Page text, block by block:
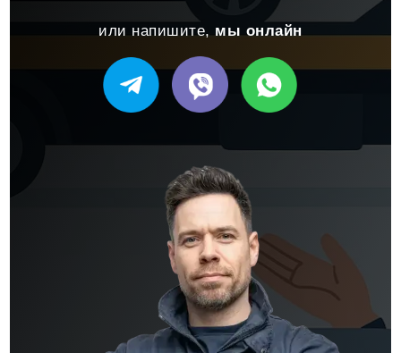
или напишите, мы онлайн